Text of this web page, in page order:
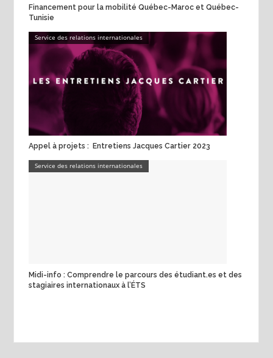
Financement pour la mobilité Québec-Maroc et Québec-
Tunisie
Service des relations internationales
Appel à projets : Entretiens Jacques Cartier 2023
Service des relations internationales
Midi-info : Comprendre le parcours des étudiant.es et des
stagiaires internationaux à l’ÉTS